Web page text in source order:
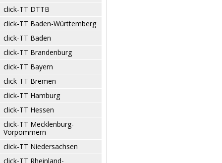
click-TT DTTB
click-TT Baden-Württemberg
click-TT Baden
click-TT Brandenburg
click-TT Bayern
click-TT Bremen
click-TT Hamburg
click-TT Hessen
click-TT Mecklenburg-
Vorpommern
click-TT Niedersachsen
click-TT Rheinland-